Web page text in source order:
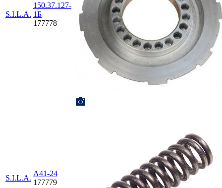
S.I.L.A.
150.37.127-
1Б
177778
S.I.L.A.
А41-24
177779